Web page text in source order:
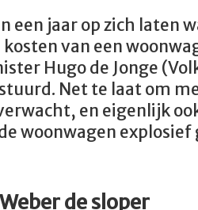
een jaar op zich laten
van een
Hugo de Jonge
Net te laat om
en eigenlijk
woonwagen explosief
de sloper